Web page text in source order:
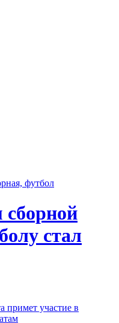
стал
примет участие в